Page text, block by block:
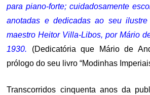
para piano-forte; cuidadosamente
anotadas e dedicadas ao seu
maestro Heitor Villa-Libos, por Mário
1930.
(Dedicatória que Mário de
prólogo do seu livro “Modinhas
Transcorridos cinquenta anos da